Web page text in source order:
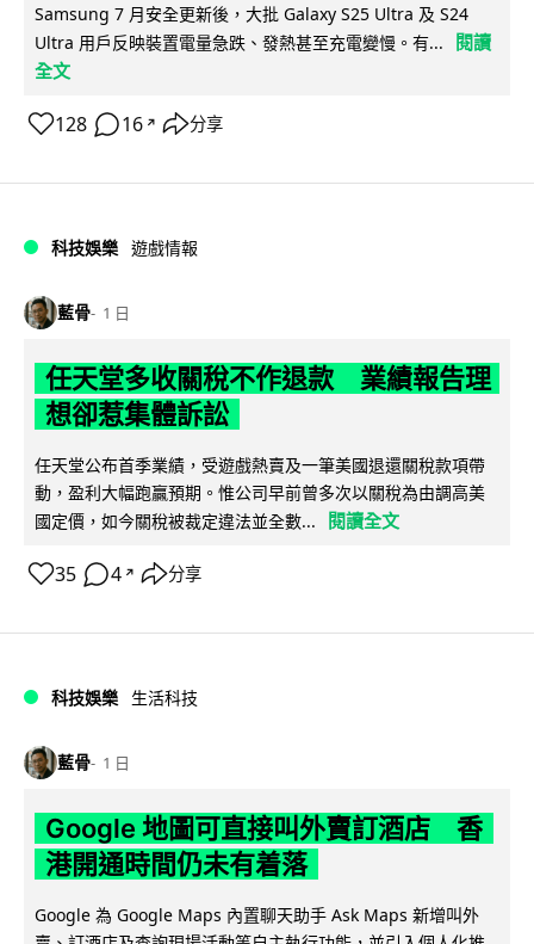
Samsung 7 月安全更新後，大批 Galaxy S25 Ultra 及 S24
Ultra 用戶反映裝置電量急跌、發熱甚至充電變慢。有...
閱讀
全文
128 16 ↗ 分享
科技娛樂 遊戲情報
藍骨 1 日
任天堂多收關稅不作退款 業績報告理
想卻惹集體訴訟
任天堂公布首季業績，受遊戲熱賣及一筆美國退還關稅款項帶
動，盈利大幅跑贏預期。惟公司早前曾多次以關稅為由調高美
國定價，如今關稅被裁定違法並全數...
閱讀全文
35 4 ↗ 分享
科技娛樂 生活科技
藍骨 1 日
Google 地圖可直接叫外賣訂酒店 香
港開通時間仍未有着落
Google 為 Google Maps 內置聊天助手 Ask Maps 新增叫外